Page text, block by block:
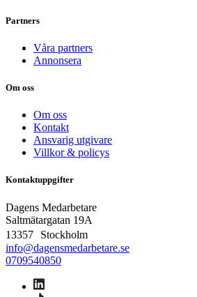
Partners
Våra partners
Annonsera
Om oss
Om oss
Kontakt
Ansvarig utgivare
Villkor & policys
Kontaktuppgifter
Dagens Medarbetare
Saltmätargatan 19A
13357 Stockholm
info@dagensmedarbetare.se
0709540850